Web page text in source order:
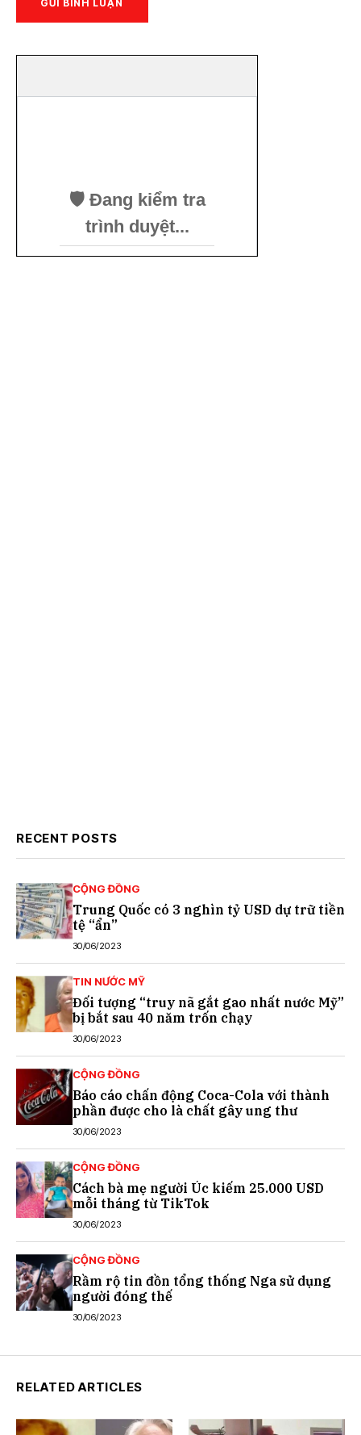
RECENT POSTS
CỘNG ĐỒNG
Trung Quốc có 3 nghìn tỷ USD dự trữ tiền
tệ “ẩn”
30/06/2023
TIN NƯỚC MỸ
Đối tượng “truy nã gắt gao nhất nước Mỹ”
bị bắt sau 40 năm trốn chạy
30/06/2023
CỘNG ĐỒNG
Báo cáo chấn động Coca-Cola với thành
phần được cho là chất gây ung thư
30/06/2023
CỘNG ĐỒNG
Cách bà mẹ người Úc kiếm 25.000 USD
mỗi tháng từ TikTok
30/06/2023
CỘNG ĐỒNG
Rầm rộ tin đồn tổng thống Nga sử dụng
người đóng thế
30/06/2023
RELATED ARTICLES